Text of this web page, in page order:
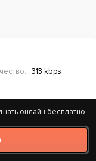
313 kbps
онлайн бесплатно